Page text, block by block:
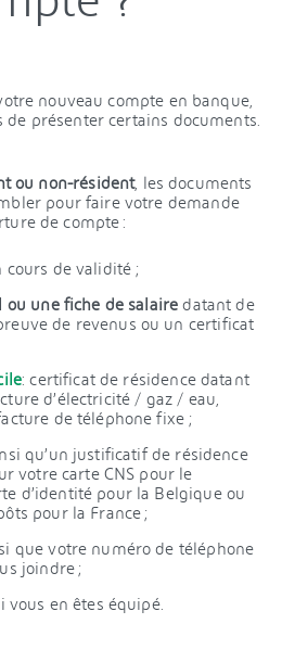
nouveau compte en banque,
présenter certains documents.
ou non-résident, les documents
pour faire votre demande
de compte :
cours de validité ;
ou une fiche de salairedatant de
de revenus ou un certificat
: certificat de résidence datant
d’électricité / gaz / eau,
de téléphone fixe ;
qu’un justificatif de résidence
votre carte CNS pour le
d’identité pour la Belgique ou
pour la France ;
que votre numéro de téléphone
joindre ;
vous en êtes équipé.